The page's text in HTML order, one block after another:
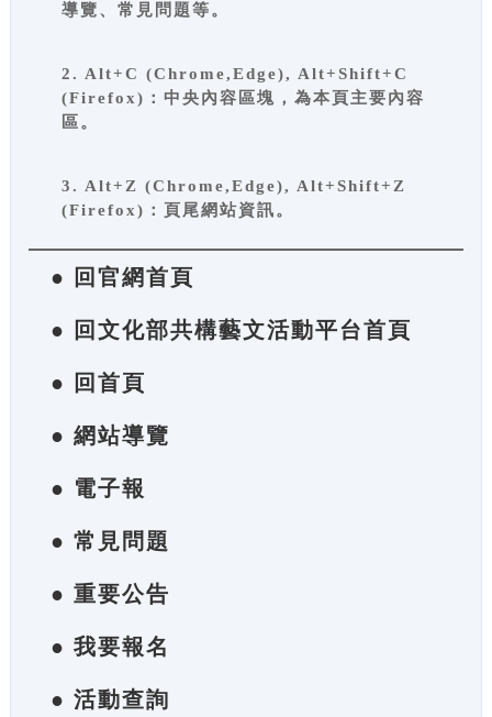
導覽、常見問題等。
2. Alt+C (Chrome,Edge), Alt+Shift+C
(Firefox)：中央內容區塊，為本頁主要內容
區。
3. Alt+Z (Chrome,Edge), Alt+Shift+Z
(Firefox)：頁尾網站資訊。
● 回官網首頁
● 回文化部共構藝文活動平台首頁
● 回首頁
● 網站導覽
● 電子報
● 常見問題
● 重要公告
● 我要報名
● 活動查詢